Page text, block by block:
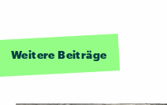
Weitere Beiträge